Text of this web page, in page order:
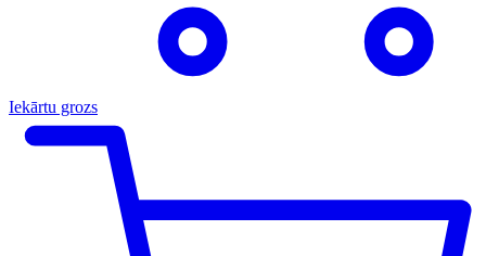
Iekārtu grozs